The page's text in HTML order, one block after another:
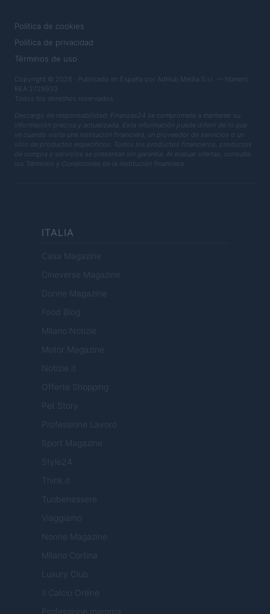
Política de cookies
Política de privacidad
Términos de uso
Copyright © 2026 · Publicado en España por AdHub Media S.r.l. — Número
REA 2729933
Todos los derechos reservados
Descargo de responsabilidad: Finanzas24 se compromete a mantener su
información precisa y actualizada. Esta información puede diferir de lo que
ve cuando visita una institución financiera, un proveedor de servicios o un
sitio de productos específicos. Todos los productos financieros, productos
de compra y servicios se presentan sin garantía. Al evaluar ofertas, consulte
los Términos y Condiciones de la institución financiera.
ITALIA
Casa Magazine
Cineverse Magazine
Donne Magazine
Food Blog
Milano Notizie
Motor Magazine
Notizie.it
Offerte Shopping
Pet Story
Professione Lavoro
Sport Magazine
Style24
Think.it
Tuobenessere
Viaggiamo
Nonne Magazine
Milano Cortina
Luxury Club
Il Calcio Online
Professione mamma